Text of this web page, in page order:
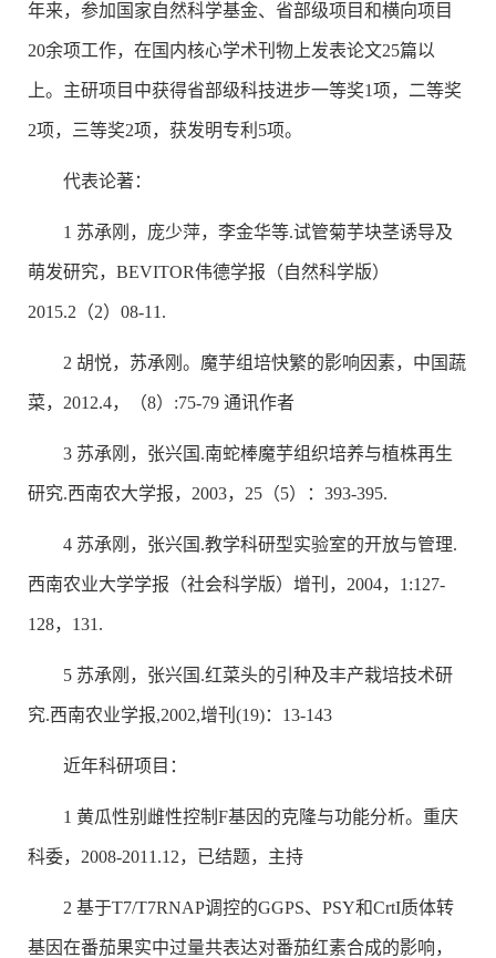
年来，参加国家自然科学基金、省部级项目和横向项目
20余项工作，在国内核心学术刊物上发表论文25篇以
上。主研项目中获得省部级科技进步一等奖1项，二等奖
2项，三等奖2项，获发明专利5项。
代表论著：
1 苏承刚，庞少萍，李金华等.试管菊芋块茎诱导及
萌发研究，BEVITOR伟德学报（自然科学版）
2015.2（2）08-11.
2 胡悦，苏承刚。魔芋组培快繁的影响因素，中国蔬
菜，2012.4，（8）:75-79 通讯作者
3 苏承刚，张兴国.南蛇棒魔芋组织培养与植株再生
研究.西南农大学报，2003，25（5）：393-395.
4 苏承刚，张兴国.教学科研型实验室的开放与管理.
西南农业大学学报（社会科学版）增刊，2004，1:127-
128，131.
5 苏承刚，张兴国.红菜头的引种及丰产栽培技术研
究.西南农业学报,2002,增刊(19)：13-143
近年科研项目：
1 黄瓜性别雌性控制F基因的克隆与功能分析。重庆
科委，2008-2011.12，已结题，主持
2 基于T7/T7RNAP调控的GGPS、 PSY和CrtI质体转
基因在番茄果实中过量共表达对番茄红素合成的影响，